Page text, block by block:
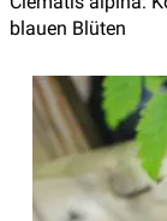
blauen Blüten